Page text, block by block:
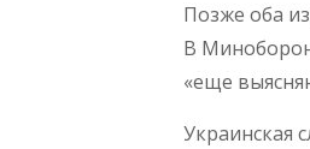
Позже оба
В
«еще
Украинская